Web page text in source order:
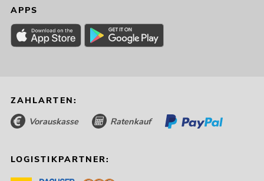
APPS
ZAHLARTEN:
Vorauskasse Ratenkauf
LOGISTIKPARTNER: